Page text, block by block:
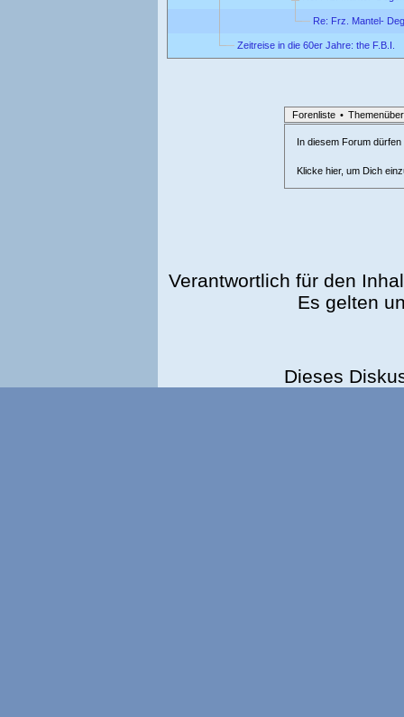
Re: Frz. Mantel-
Zeitreise in die 60er Jahre: the F.B.I.
Forenliste •
In diesem Forum
Klicke hier, um Dich
Verantwortlich für den
Es gelten
Dieses